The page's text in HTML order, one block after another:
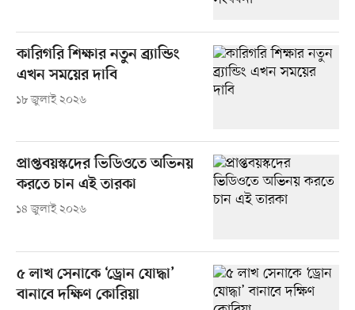
কারিগরি শিক্ষার নতুন ব্র্যান্ডিং
এখন সময়ের দাবি
১৮ জুলাই ২০২৬
প্রাপ্তবয়স্কদের ভিডিওতে অভিনয়
করতে চান এই তারকা
১৪ জুলাই ২০২৬
৫ লাখ সেনাকে ‘ড্রোন যোদ্ধা’
বানাবে দক্ষিণ কোরিয়া